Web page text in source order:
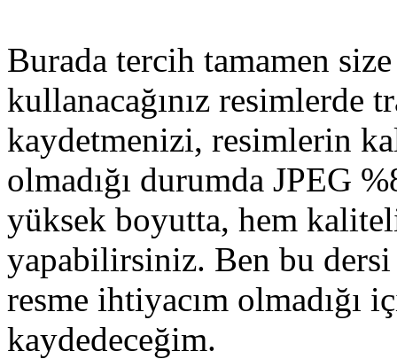
Burada tercih tamamen
kullanacağınız resimlerde
kaydetmenizi, resimlerin
olmadığı durumda JPEG
yüksek boyutta, hem
yapabilirsiniz. Ben bu
resme ihtiyacım olmadığı
kaydedeceğim.